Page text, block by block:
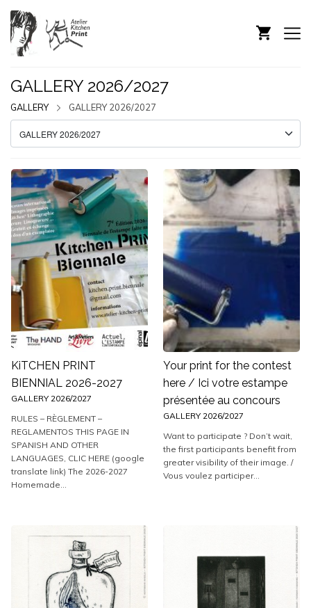
GALLERY 2026/2027
GALLERY GALLERY 2026/2027
KiTCHEN PRINT
BIENNIAL 2026-2027
GALLERY 2026/2027
RULES – RÈGLEMENT –
REGLAMENTOS THIS PAGE IN
SPANISH AND OTHER
LANGUAGES, CLIC HERE (google
translate link) The 2026-2027
Homemade...
Your print for the contest
here / Ici votre estampe
présentée au concours
GALLERY 2026/2027
Want to participate ? Don’t wait,
the first participants benefit from
greater visibility of their image. /
Vous voulez participer...